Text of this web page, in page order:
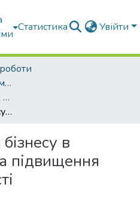
Статистика Увійти
Кваліфікаційні роботи магістрів
ОПП "Підприємництво, торгівля та біржова діяльність"
Розвиток малого бізнесу в аграрній сфері та підвищення його ефективності
в
підвищення